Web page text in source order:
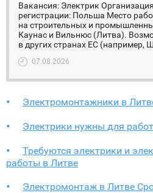
Вакансия: Электрик
регистрации: Польша Место
на строительных и
Каунас и Вильнюс (Литва).
в других странах ЕС (например,
07.08.2026
Электромонтажники в
Электрики нужны для
Требуются электрики и
работы в Литве
Электромонтаж в Литве